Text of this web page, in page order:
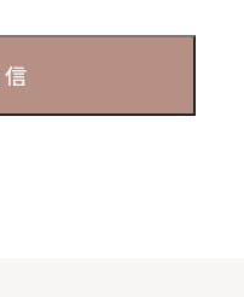
第三者に開示することはありません。